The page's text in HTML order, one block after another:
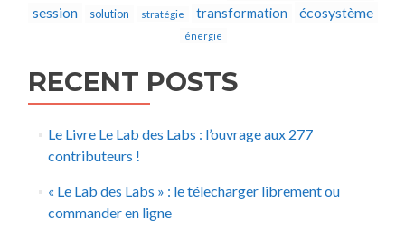
session solution stratégie transformation écosystème
énergie
RECENT POSTS
Le Livre Le Lab des Labs : l’ouvrage aux 277
contributeurs !
« Le Lab des Labs » : le télecharger librement ou
commander en ligne